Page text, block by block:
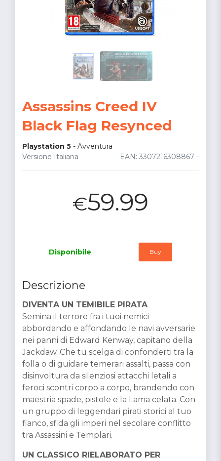
Assassins Creed IV
Black Flag Resynced
Playstation 5 - Avventura
EAN: 3307216308867 -
Versione Italiana
€59.99
Disponibile Buy
Descrizione
DIVENTA UN TEMIBILE PIRATA
Semina il terrore fra i tuoi nemici
abbordando e affondando le navi avversarie
nei panni di Edward Kenway, capitano della
Jackdaw. Che tu scelga di confonderti tra la
folla o di guidare temerari assalti, passa con
disinvoltura da silenziosi attacchi letali a
feroci scontri corpo a corpo, brandendo con
maestria spade, pistole e la Lama celata. Con
un gruppo di leggendari pirati storici al tuo
fianco, sfida gli imperi nel secolare conflitto
tra Assassini e Templari.
UN CLASSICO RIELABORATO PER